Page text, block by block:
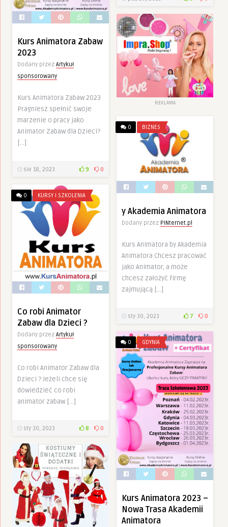
Kurs Animatora Zabaw
2023
Dodany przez Artykuł
sponsorowany
Kurs Animatora Zabaw 2023
Pragniesz spełnić swoje
marzenie o pracy jako
Animator Zabaw dla Dzieci?
[…]
sie 18, 2023 9 0
REKLAMA
0 BIZNES
y Akademia Animatora
Dodany przez PINternet.pl
Kurs Animatora by Akademia
Animatora Chcesz pracować
jako Animator, a może
chcesz założyć firmę
zajmującą […]
sty 30, 2023 7 0
0 KURSY I SZKOLENIA
Co robi Animator
Zabaw dla Dzieci ?
Dodany przez Artykuł
sponsorowany
Co robi Animator Zabaw dla
Dzieci ? Jeżeli chce się
dowiedzieć co robi
animator zabaw […]
sty 30, 2023 8 0
0 GDYNIA
Kurs Animatora 2023 –
Nowa Trasa Akademii
Animatora